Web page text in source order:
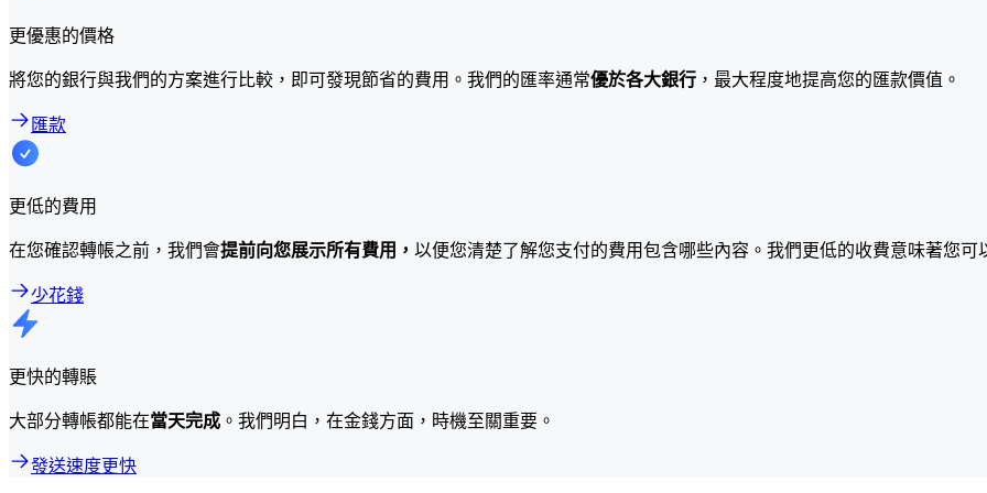
更優惠的價格
將您的銀行與我們的方案進行比較，即可發現節省的費用。我們的匯率通常優於各大銀行 ，最大程度地提高您的匯款價值。
匯款
更低的費用
在您確認轉帳之前，我們會提前向您展示所有費用， 以便您清楚了解您支付的費用包含哪些內容。我們更低的收費意味著您可
少花錢
更快的轉賬
大部分轉帳都能在當天完成 。我們明白，在金錢方面，時機至關重要。
發送速度更快